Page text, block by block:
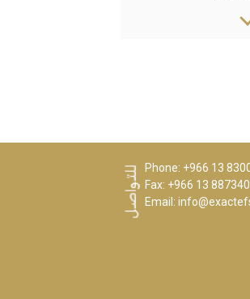
Phone: +966 13
Fax: +966 13
Email: